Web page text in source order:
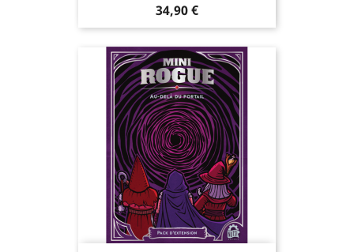
Prix
34,90 €